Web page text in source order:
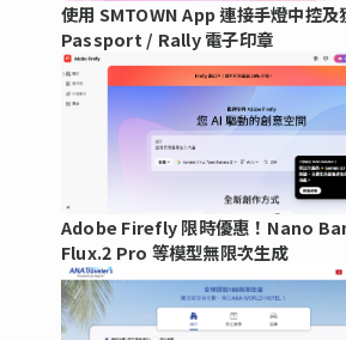
使用 SMTOWN App 連接手燈中控及
Passport / Rally 電子印章
Adobe Firefly 限時優惠！Nano
Flux.2 Pro 等模型無限次生成